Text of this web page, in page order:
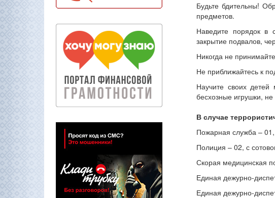
Будьте бдительны!
предметов.
Наведите порядок в
закрытие подвалов,
Никогда не
Не приближайтесь к
Научите своих
бесхозные игрушки,
В случае
Пожарная служба – 01,
Полиция – 02, с
Скорая медицинская
Единая дежурно-
Единая дежурно-